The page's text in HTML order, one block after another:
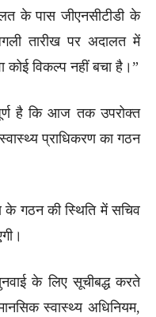
के पास जीएनसीटीडी के
तारीख पर अदालत में
कोई विकल्प नहीं बचा है।”
है कि आज तक उपरोक्त
प्राधिकरण का गठन
के गठन की स्थिति में सचिव
के लिए सूचीबद्ध करते
स्वास्थ्य अधिनियम,